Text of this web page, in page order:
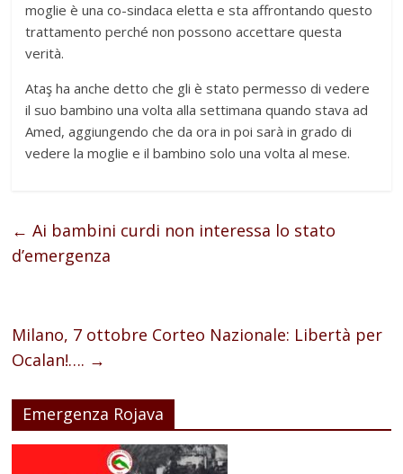
moglie è una co-sindaca eletta e sta affrontando questo
trattamento perché non possono accettare questa
verità.
Ataş ha anche detto che gli è stato permesso di vedere
il suo bambino una volta alla settimana quando stava ad
Amed, aggiungendo che da ora in poi sarà in grado di
vedere la moglie e il bambino solo una volta al mese.
← Ai bambini curdi non interessa lo stato
d’emergenza
Milano, 7 ottobre Corteo Nazionale: Libertà per
Ocalan!…. →
Emergenza Rojava